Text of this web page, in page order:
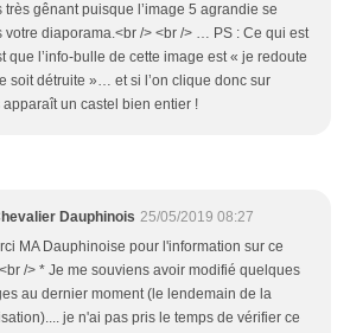
très gênant puisque l’image 5 agrandie se
votre diaporama.<br /> <br /> … PS : Ce qui est
que l’info-bulle de cette image est « je redoute
soit détruite »… et si l’on clique donc sur
apparaît un castel bien entier !
Dauphinois 25/05/2019 08:27
MA Dauphinoise pour l'information sur ce
/> * Je me souviens avoir modifié quelques
au dernier moment (le lendemain de la
je n'ai pas pris le temps de vérifier ce